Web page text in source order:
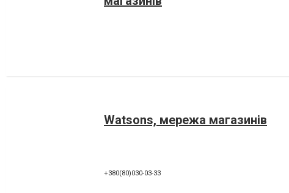
Watsons, мережа магазинів
+380(80)030-03-33